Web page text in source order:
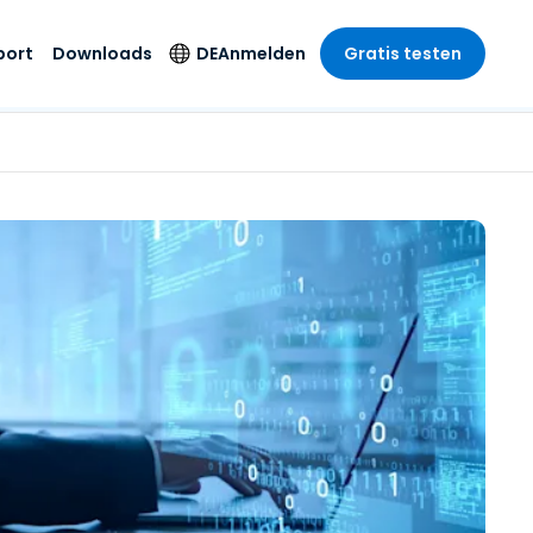
Endpunkterkennung
und -reaktion
Foxpass Wi-Fi Zugriff
und Kontrolle
Sicherer Zero-Trust-
Arbeitsbereich
Shield (Anti-Betrug)
Alle Produkte
Unterhaltung
und
Sektor
und Design
& Buchhaltung
Unterhaltung
anzeigen
Downloads DE
Deutsch
Español
Italiano
Nederlands
Português
简体中文
繁體中文
Anmelden Gratis testen